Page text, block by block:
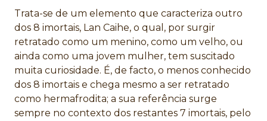
Trata-se de um elemento que caracteriza outro
dos 8 imortais, Lan Caihe, o qual, por surgir
retratado como um menino, como um velho, ou
ainda como uma jovem mulher, tem suscitado
muita curiosidade. É, de facto, o menos conhecido
dos 8 imortais e chega mesmo a ser retratado
como hermafrodita; a sua referência surge
sempre no contexto dos restantes 7 imortais, pelo